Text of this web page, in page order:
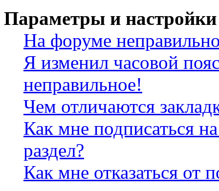
Параметры и настройки
На форуме
Я изменил часовой
неправильное!
Чем отличаются
Как мне подписаться
раздел?
Как мне отказаться от